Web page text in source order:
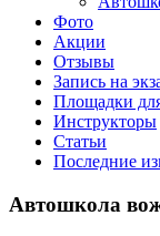
Фото
Акции
Отзывы
Запись на
Площадки
Инструкторы
Статьи
Последние
Автошкола